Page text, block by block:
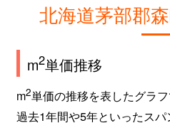
北海道茅部郡
m2単価推移
m2単価の推移を表したグラフ
過去1年間や5年といったス